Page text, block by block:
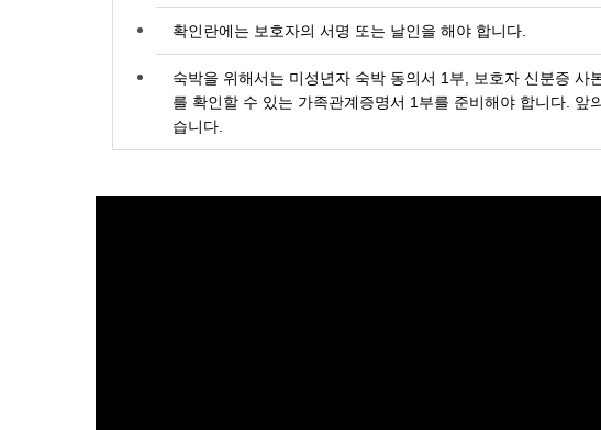
확인란에는 보호자의 서명 또는 날인을 해야 합니다.
숙박을 위해서는 미성년자 숙박 동의서 1부, 보호자 신분증
를 확인할 수 있는 가족관계증명서 1부를 준비해야 합니다.
습니다.